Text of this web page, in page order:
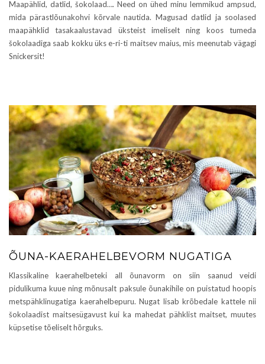
Maapählid, datlid, šokolaad…. Need on ühed minu lemmikud ampsud,
mida pärastlõunakohvi kõrvale nautida. Magusad datlid ja soolased
maapähklid tasakaalustavad üksteist imeliselt ning koos tumeda
šokolaadiga saab kokku üks e-ri-ti maitsev maius, mis meenutab vägagi
Snickersit!
ÕUNA-KAERAHELBEVORM NUGATIGA
Klassikaline kaerahelbeteki all õunavorm on siin saanud veidi
pidulikuma kuue ning mõnusalt paksule õunakihile on puistatud hoopis
metspähklinugatiga kaerahelbepuru. Nugat lisab krõbedale kattele nii
šokolaadist maitsesügavust kui ka mahedat pähklist maitset, muutes
küpsetise tõeliselt hõrguks.